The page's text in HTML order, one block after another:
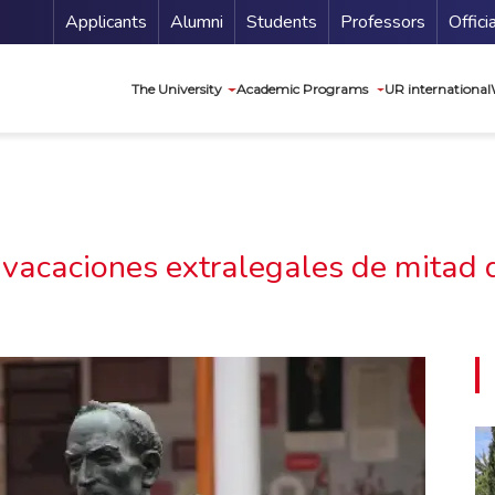
Menu Secundario
Applicants Alumni Students Professors
The University Academic Programs UR international
extralegales de mitad